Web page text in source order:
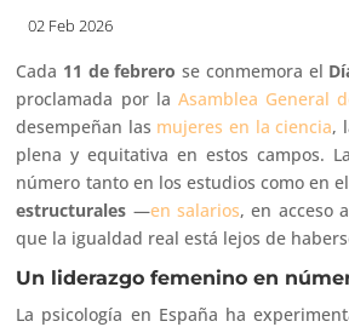
02 Feb 2026
Cada 11 de febrero se conmemora el
proclamada por la Asamblea General
desempeñan las mujeres en la ciencia,
plena y equitativa en estos campos.
número tanto en los estudios como en
estructurales —en salarios, en acceso
que la igualdad real está lejos de
Un liderazgo femenino en
La psicología en España ha